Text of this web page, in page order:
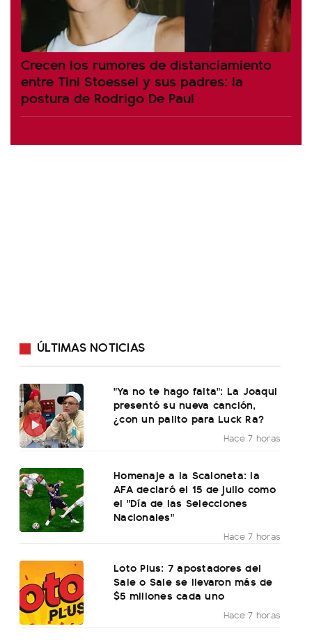
Crecen los rumores de distanciamiento
entre Tini Stoessel y sus padres: la
postura de Rodrigo De Paul
ÚLTIMAS NOTICIAS
"Ya no te hago falta": La Joaqui
presentó su nueva canción,
¿con un palito para Luck Ra?
Hace 7 horas
Homenaje a la Scaloneta: la
AFA declaró el 15 de julio como
el "Día de las Selecciones
Nacionales"
Hace 7 horas
Loto Plus: 7 apostadores del
Sale o Sale se llevaron más de
$5 millones cada uno
Hace 7 horas